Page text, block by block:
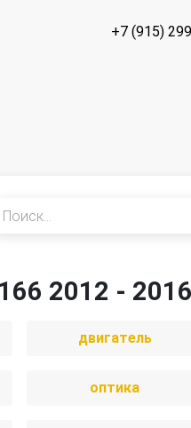
+7 (915)
2012 - 2016
двигатель
оптика